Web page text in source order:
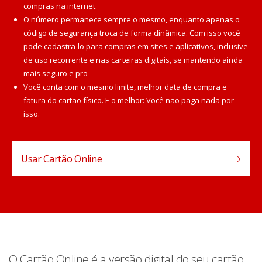
compras na internet.
O número permanece sempre o mesmo, enquanto apenas o
código de segurança troca de forma dinâmica. Com isso você
pode cadastra-lo para compras em sites e aplicativos, inclusive
de uso recorrente e nas carteiras digitais, se mantendo ainda
mais seguro e pro
Você conta com o mesmo limite, melhor data de compra e
fatura do cartão físico. E o melhor: Você não paga nada por
isso.
Usar Cartão Online